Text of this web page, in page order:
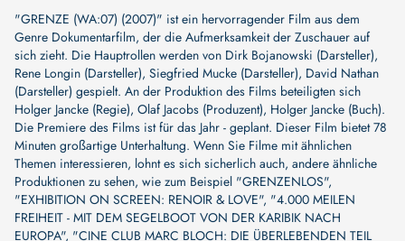
"GRENZE (WA:07) (2007)" ist ein hervorragender Film aus dem
Genre Dokumentarfilm, der die Aufmerksamkeit der Zuschauer auf
sich zieht. Die Hauptrollen werden von Dirk Bojanowski (Darsteller),
Rene Longin (Darsteller), Siegfried Mucke (Darsteller), David Nathan
(Darsteller) gespielt. An der Produktion des Films beteiligten sich
Holger Jancke (Regie), Olaf Jacobs (Produzent), Holger Jancke (Buch).
Die Premiere des Films ist für das Jahr - geplant. Dieser Film bietet 78
Minuten großartige Unterhaltung. Wenn Sie Filme mit ähnlichen
Themen interessieren, lohnt es sich sicherlich auch, andere ähnliche
Produktionen zu sehen, wie zum Beispiel "GRENZENLOS",
"EXHIBITION ON SCREEN: RENOIR & LOVE", "4.000 MEILEN
FREIHEIT - MIT DEM SEGELBOOT VON DER KARIBIK NACH
EUROPA", "CINE CLUB MARC BLOCH: DIE ÜBERLEBENDEN TEIL